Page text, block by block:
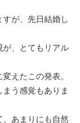
が、先日結婚し
が、とてもリアル
えたこの発表。
う感覚もありま
あまりにも自然